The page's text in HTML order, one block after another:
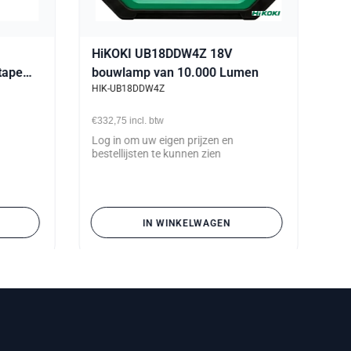
HiKOKI UB18DDW4Z 18V
bouwlamp van 10.000 Lumen
HIK-UB18DDW4Z
€332,75 incl. btw
Log in om uw eigen prijzen en
bestellijsten te kunnen zien
IN WINKELWAGEN